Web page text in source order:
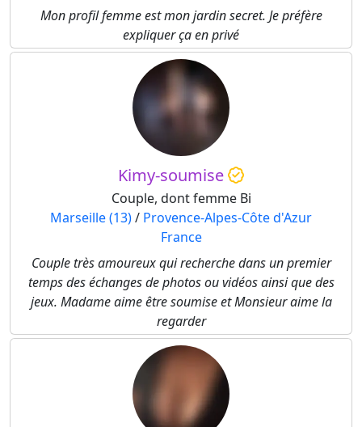
Mon profil femme est mon jardin secret. Je préfère
expliquer ça en privé
Kimy-soumise
Couple, dont femme Bi
Marseille (13)/ Provence-Alpes-Côte d'Azur
France
Couple très amoureux qui recherche dans un premier
temps des échanges de photos ou vidéos ainsi que des
jeux. Madame aime être soumise et Monsieur aime la
regarder